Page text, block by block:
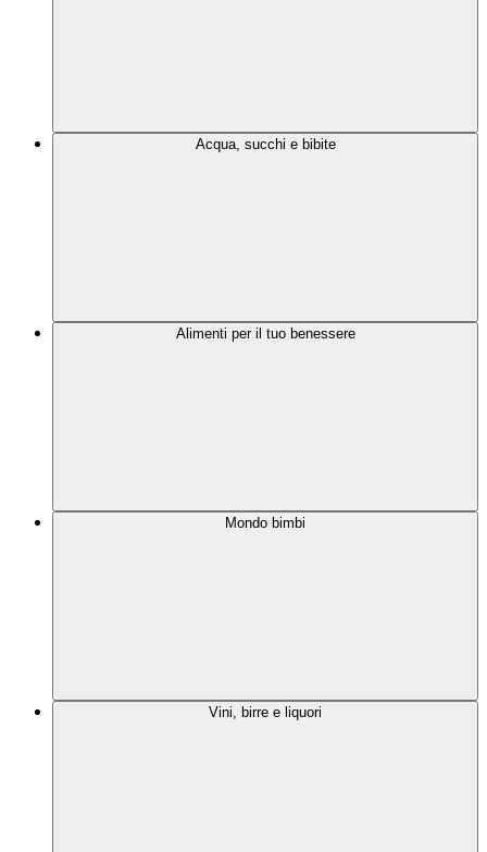
Acqua, succhi e bibite
Alimenti per il tuo benessere
Mondo bimbi
Vini, birre e liquori